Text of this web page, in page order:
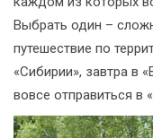
Выбрать один –
путешествие по
«Сибирии», завтра в
вовсе отправиться в